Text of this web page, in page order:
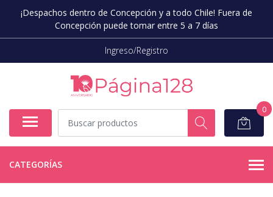
¡Despachos dentro de Concepción y a todo Chile! Fuera de
Concepción puede tomar entre 5 a 7 días
Ingreso/Registro
0
CATEGORÍAS